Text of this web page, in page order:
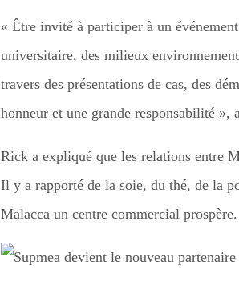
« Être invité à participer à un
universitaire, des milieux
travers des présentations de cas, des
honneur et une grande responsabilité
Rick a expliqué que les relations entre
Il y a rapporté de la soie, du thé, de la
Malacca un centre commercial prospère.